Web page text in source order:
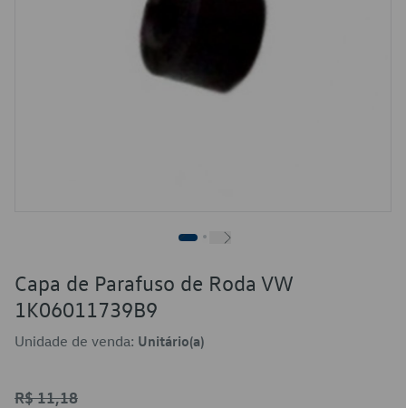
Capa de Parafuso de Roda VW
1K06011739B9
Unidade de venda: Unitário(a)
R$ 11,18